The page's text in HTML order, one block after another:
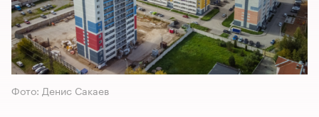
Фото: Денис Сакаев